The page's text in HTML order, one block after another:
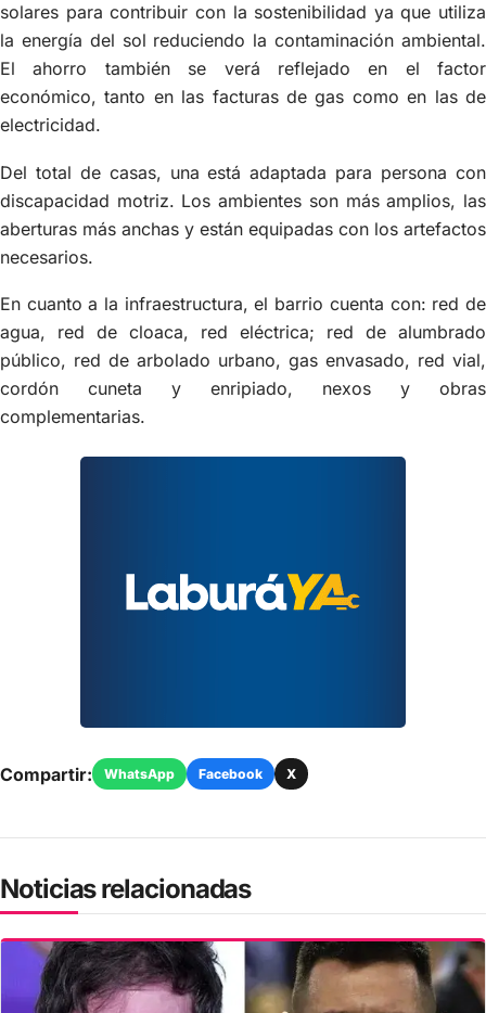
solares para contribuir con la sostenibilidad ya que utiliza
la energía del sol reduciendo la contaminación ambiental.
El ahorro también se verá reflejado en el factor
económico, tanto en las facturas de gas como en las de
electricidad.
Del total de casas, una está adaptada para persona con
discapacidad motriz. Los ambientes son más amplios, las
aberturas más anchas y están equipadas con los artefactos
necesarios.
En cuanto a la infraestructura, el barrio cuenta con: red de
agua, red de cloaca, red eléctrica; red de alumbrado
público, red de arbolado urbano, gas envasado, red vial,
cordón cuneta y enripiado, nexos y obras
complementarias.
Compartir: WhatsApp Facebook X
Noticias relacionadas